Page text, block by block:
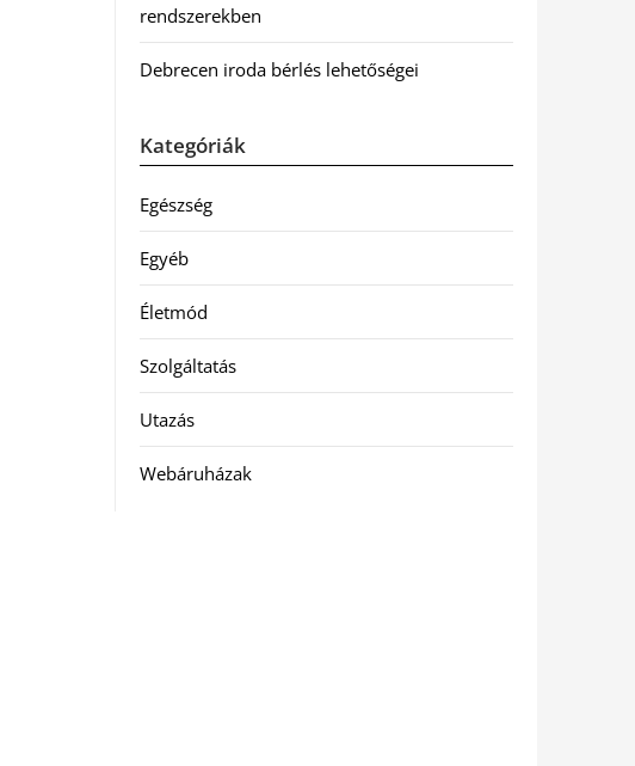
rendszerekben
Debrecen iroda bérlés lehetőségei
Kategóriák
Egészség
Egyéb
Életmód
Szolgáltatás
Utazás
Webáruházak